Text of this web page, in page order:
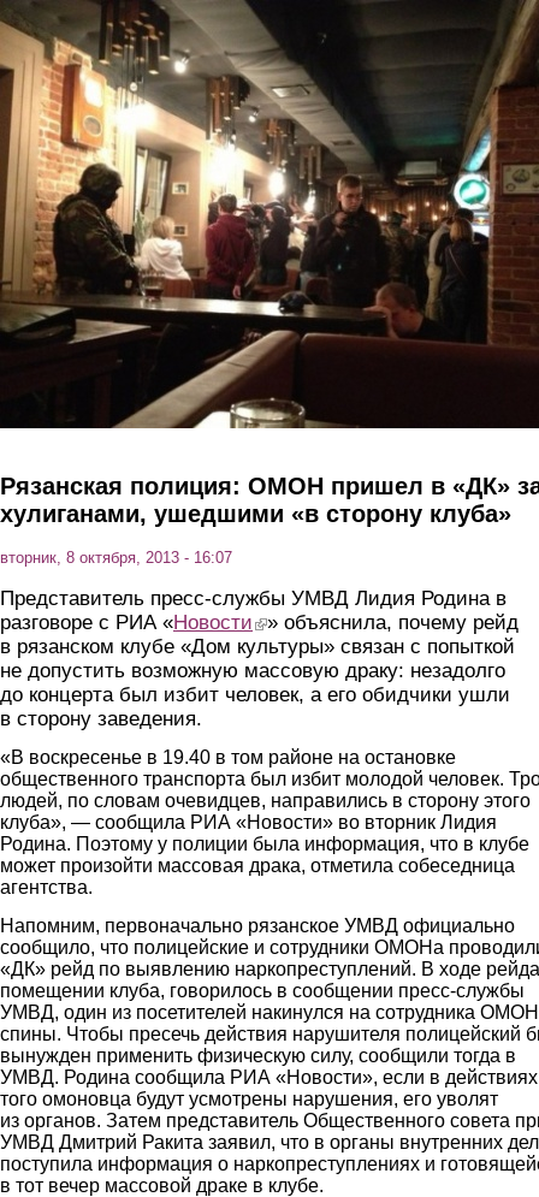
Перейти к основному содержанию
Рязанская полиция: ОМОН пришел в «ДК»
хулиганами, ушедшими «в сторону клуба»
вторник, 8 октября, 2013 - 16:07
Представитель пресс-службы УМВД Лидия Родина в
разговоре с РИА «Новости (link is external)
» объяснила, почему рейд
в рязанском клубе «Дом культуры» связан с попыткой
не допустить возможную массовую драку: незадолго
до концерта был избит человек, а его обидчики ушли
в сторону заведения.
«В воскресенье в 19.40 в том районе на остановке
общественного транспорта был избит молодой человек.
людей, по словам очевидцев, направились в сторону этого
клуба», — сообщила РИА «Новости» во вторник Лидия
Родина. Поэтому у полиции была информация, что в клубе
может произойти массовая драка, отметила собеседница
агентства.
Напомним, первоначально рязанское УМВД официально
сообщило, что полицейские и сотрудники ОМОНа
«ДК» рейд по выявлению наркопреступлений. В ходе
помещении клуба, говорилось в сообщении пресс-службы
УМВД, один из посетителей накинулся на сотрудника
спины. Чтобы пресечь действия нарушителя полицейский
вынужден применить физическую силу, сообщили тогда в
УМВД. Родина сообщила РИА «Новости», если в действиях
того омоновца будут усмотрены нарушения, его уволят
из органов. Затем представитель Общественного совета
УМВД Дмитрий Ракита заявил, что в органы внутренних дел
поступила информация о наркопреступлениях и
в тот вечер массовой драке в клубе.